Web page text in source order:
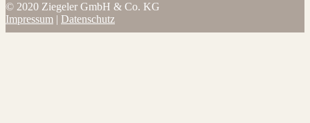
© 2020 Ziegeler GmbH & Co. KG
Impressum | Datenschutz